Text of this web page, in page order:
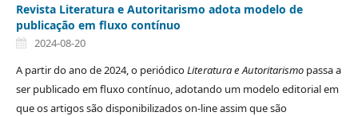
Revista Literatura e Autoritarismo adota modelo de
publicação em fluxo contínuo
2024-08-20
A partir do ano de 2024, o periódicoLiteratura e Autoritarismopassa a
ser publicado em fluxo contínuo, adotando um modelo editorial em
que os artigos são disponibilizados on-line assim que são